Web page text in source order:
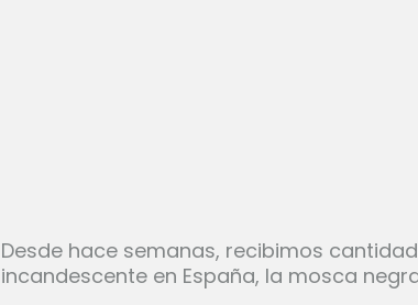
Desde hace semanas, recibimos
incandescente en España, la mosca